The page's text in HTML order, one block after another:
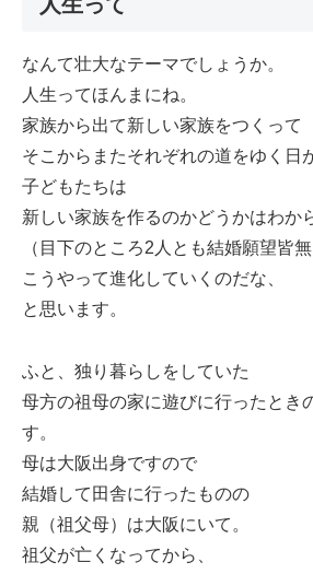
なんて壮大なテーマでしょうか。
人生ってほんまにね。
家族から出て新しい家族をつくって
そこからまたそれぞれの道をゆく日
子どもたちは
新しい家族を作るのかどうかはわか
（目下のところ2人とも結婚願望皆無
こうやって進化していくのだな、
と思います。
ふと、独り暮らしをしていた
母方の祖母の家に遊びに行ったとき
す。
母は大阪出身ですので
結婚して田舎に行ったものの
親（祖父母）は大阪にいて。
祖父が亡くなってから、